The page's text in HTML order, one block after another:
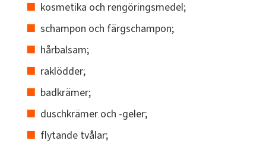
kosmetika och rengöringsmedel;
schampon och färgschampon;
hårbalsam;
raklödder;
badkrämer;
duschkrämer och -geler;
flytande tvålar;